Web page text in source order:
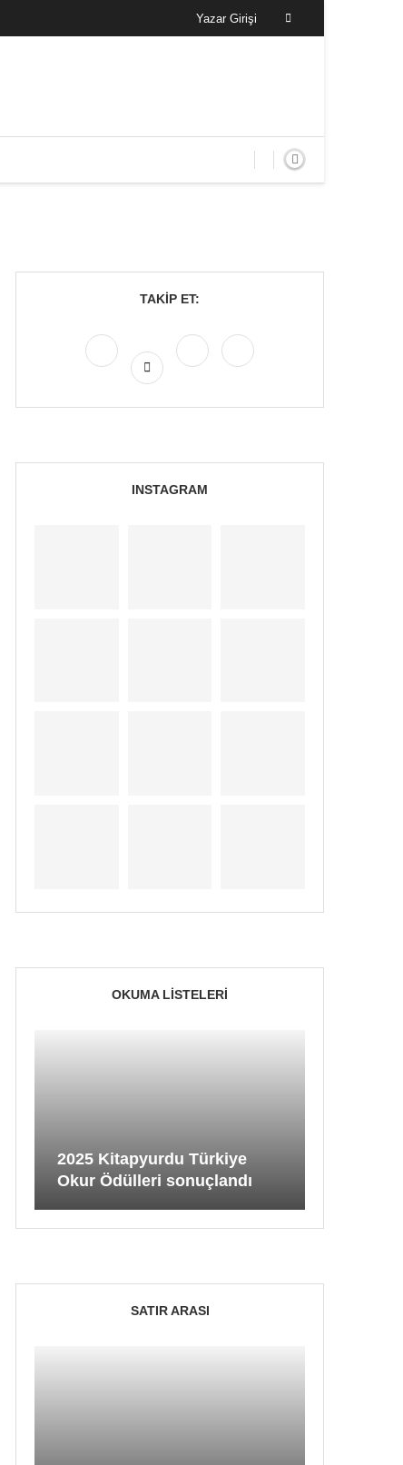
Yazar Girişi
TAKIP ET:
INSTAGRAM
OKUMA LISTELERI
2025 Kitapyurdu Türkiye
Okur Ödülleri sonuçlandı
SATIR ARASI